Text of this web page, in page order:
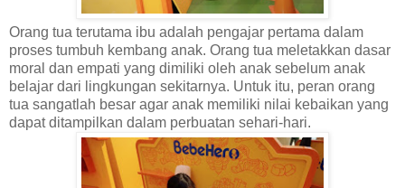
Orang tua terutama ibu adalah pengajar pertama dalam
proses tumbuh kembang anak. Orang tua meletakkan dasar
moral dan empati yang dimiliki oleh anak sebelum anak
belajar dari lingkungan sekitarnya. Untuk itu, peran orang
tua sangatlah besar agar anak memiliki nilai kebaikan yang
dapat ditampilkan dalam perbuatan sehari-hari.